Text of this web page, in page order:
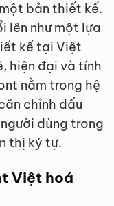
bản thiết kế.
lên như một lựa
kế tại Việt
hiện đại và tính
nằm trong hệ
chỉnh dấu
dùng trong
thị ký tự.
Việt hoá